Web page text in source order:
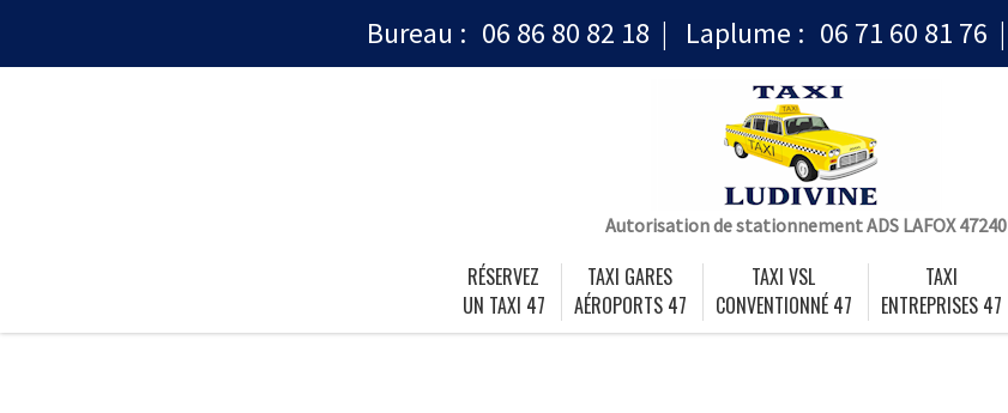
Bureau : 06 86 80 82 18 Laplume : 06 71 60 81 76
Autorisation de stationnement ADS LAFOX 47240
RÉSERVEZ
UN TAXI 47
TAXI GARES
AÉROPORTS 47
TAXI VSL
CONVENTIONNÉ 47
TAXI
ENTREPRISES 47